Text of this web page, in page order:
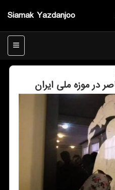
Siamak Yazdanjoo
منو
در موزه ملی ایران